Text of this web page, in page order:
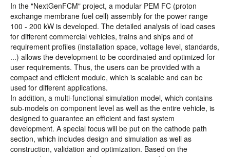
In the "NextGenFCM" project, a modular PEM FC (proton
exchange membrane fuel cell) assembly for the power range
100 - 200 kW is developed. The detailed analysis of load cases
for different commercial vehicles, trains and ships and of
requirement profiles (installation space, voltage level, standards,
...) allows the development to be coordinated and optimized for
user requirements. Thus, the users can be provided with a
compact and efficient module, which is scalable and can be
used for different applications.
In addition, a multi-functional simulation model, which contains
sub-models on component level as well as the entire vehicle, is
designed to guarantee an efficient and fast system
development. A special focus will be put on the cathode path
section, which includes design and simulation as well as
construction, validation and optimization. Based on the